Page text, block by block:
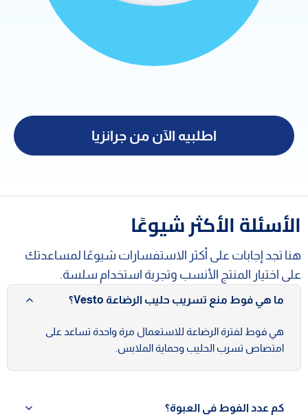
اطلبيه الآن من جرانزيا
الأسئلة الأكثر شيوعًا
هنا تجد إجابات على أكثر الاستفسارات شيوعًا لمساعدتك
على اختيار المنتج الأنسب وتجربة استخدام سلسة.
ما هي فوط منع تسريب حليب الرضاعة Vesto؟
هي فوط لفترة الرضاعة للاستعمال مرة واحدة تساعد على
امتصاص تسرب الحليب وحماية الملابس.
كم عدد الفوط في العبوة؟